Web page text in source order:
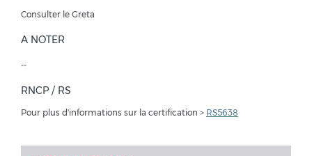
Consulter le Greta
A NOTER
--
RNCP / RS
Pour plus d'informations sur la certification > RS5638